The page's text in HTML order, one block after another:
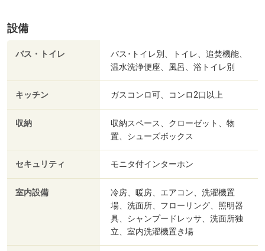
設備
バス・トイレ
バス･トイレ別、トイレ、追焚機能、
温水洗浄便座、風呂、浴トイレ別
キッチン ガスコンロ可、コンロ2口以上
収納
収納スペース、クローゼット、物
置、シューズボックス
セキュリティ モニタ付インターホン
室内設備
冷房、暖房、エアコン、洗濯機置
場、洗面所、フローリング、照明器
具、シャンプードレッサ、洗面所独
立、室内洗濯機置き場